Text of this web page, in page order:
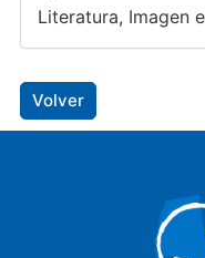
Literatura, Imagen
Volver